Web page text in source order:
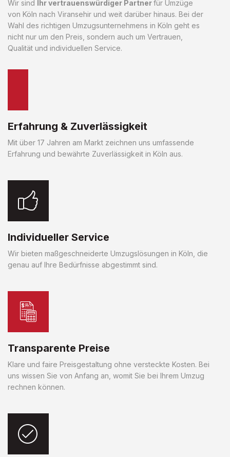
Wir sind Ihr vertrauenswürdiger Partnerfür Umzüge
von Köln nach Viransehir und weit darüber hinaus. Bei der
Wahl des richtigen Umzugsunternehmens in Köln geht es
nicht nur um den Preis, sondern auch um Vertrauen,
Qualität und individuellen Service.
Erfahrung & Zuverlässigkeit
Mit über 17 Jahren am Markt zeichnen uns umfassende
Erfahrung und bewährte Zuverlässigkeit in Köln aus.
Individueller Service
Wir bieten maßgeschneiderte Umzugslösungen in Köln, die
genau auf Ihre Bedürfnisse abgestimmt sind.
Transparente Preise
Klare und faire Preisgestaltung ohne versteckte Kosten. Bei
uns wissen Sie von Anfang an, womit Sie bei Ihrem Umzug
rechnen können.